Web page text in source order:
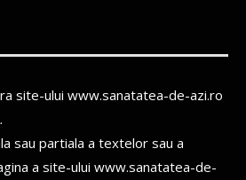
site-ului www.sanatatea-de-azi.ro
sau partiala a textelor sau a
a site-ului www.sanatatea-de-